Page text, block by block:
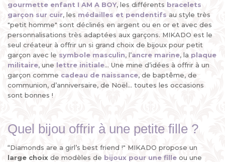
gourmette enfant I AM A BOY, les différents bracelets
garçon sur cuir, les médailles et pendentifs au style très
"petit homme" sont déclinés en argent ou en or et avec des
personnalisations très adaptées aux garçons. MIKADO est le
seul créateur à offrir un si grand choix de bijoux pour petit
garçon avec le symbole masculin, l’ancre marine, la plaque
militaire, une lettre initiale... Une mine d’idées à offrir à un
garçon comme cadeau de naissance, de baptême, de
communion, d’anniversaire, de Noël... toutes les occasions
sont bonnes !
Quel bijou offrir à une petite fille ?
“Diamonds are a girl’s best friend !" MIKADO propose un
large choix de modèles de bijoux pour une fille ou une